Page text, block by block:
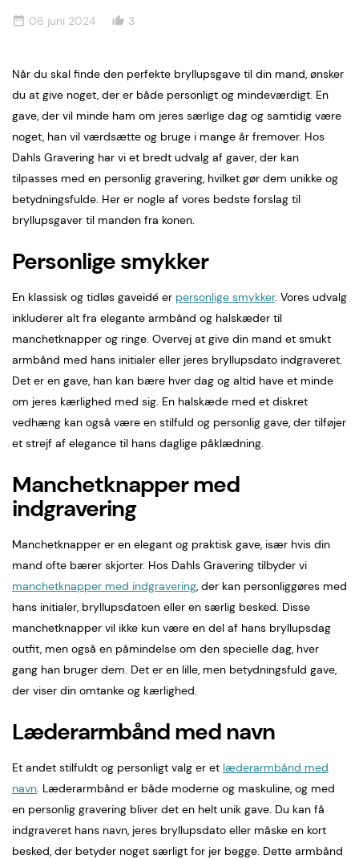
date_range 06 juni 2024 thumb_up_alt 3
Når du skal finde den perfekte bryllupsgave til din mand, ønsker
du at give noget, der er både personligt og mindeværdigt. En
gave, der vil minde ham om jeres særlige dag og samtidig være
noget, han vil værdsætte og bruge i mange år fremover. Hos
Dahls Gravering har vi et bredt udvalg af gaver, der kan
tilpasses med en personlig gravering, hvilket gør dem unikke og
betydningsfulde. Her er nogle af vores bedste forslag til
bryllupsgaver til manden fra konen.
Personlige smykker
En klassisk og tidløs gaveidé er personlige smykker. Vores udvalg
inkluderer alt fra elegante armbånd og halskæder til
manchetknapper og ringe. Overvej at give din mand et smukt
armbånd med hans initialer eller jeres bryllupsdato indgraveret.
Det er en gave, han kan bære hver dag og altid have et minde
om jeres kærlighed med sig. En halskæde med et diskret
vedhæng kan også være en stilfuld og personlig gave, der tilføjer
et strejf af elegance til hans daglige påklædning.
Manchetknapper med
indgravering
Manchetknapper er en elegant og praktisk gave, især hvis din
mand ofte bærer skjorter. Hos Dahls Gravering tilbyder vi
manchetknapper med indgravering, der kan personliggøres med
hans initialer, bryllupsdatoen eller en særlig besked. Disse
manchetknapper vil ikke kun være en del af hans bryllupsdag
outfit, men også en påmindelse om den specielle dag, hver
gang han bruger dem. Det er en lille, men betydningsfuld gave,
der viser din omtanke og kærlighed.
Læderarmbånd med navn
Et andet stilfuldt og personligt valg er et læderarmbånd med
navn. Læderarmbånd er både moderne og maskuline, og med
en personlig gravering bliver det en helt unik gave. Du kan få
indgraveret hans navn, jeres bryllupsdato eller måske en kort
besked, der betyder noget særligt for jer begge. Dette armbånd